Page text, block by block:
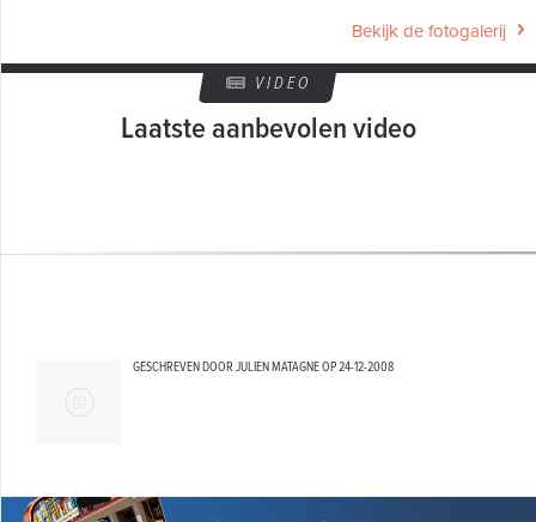
Bekijk de fotogalerij
VIDEO
Laatste aanbevolen video
GESCHREVEN DOOR JULIEN MATAGNE OP24-12-2008